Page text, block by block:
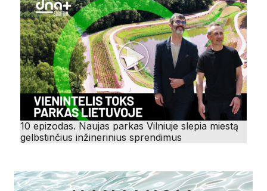
10 epizodas. Naujas parkas Vilniuje slepia miestą
gelbstinčius inžinerinius sprendimus